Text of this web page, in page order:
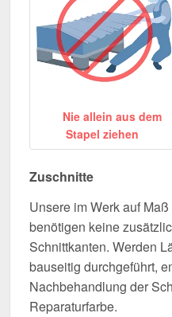
Nie allein aus dem
Stapel ziehen
Zuschnitte
Unsere im Werk auf
benötigen keine
Schnittkanten. Werden
bauseitig durchgeführt,
Nachbehandlung der
Reparaturfarbe.